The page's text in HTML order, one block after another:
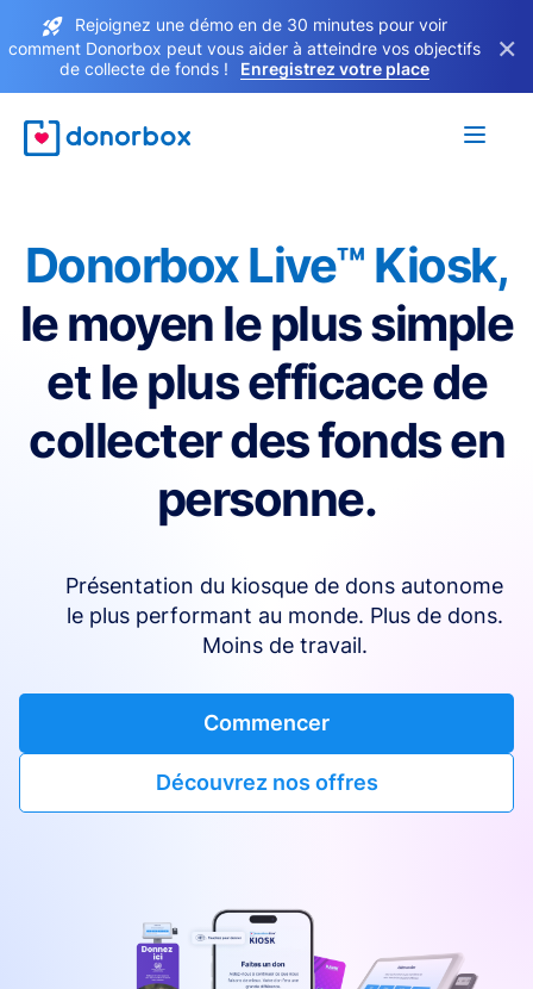
Rejoignez une démo en de 30 minutes pour voir
comment Donorbox peut vous aider à atteindre vos objectifs
de collecte de fonds !
Enregistrez votre place
×
Donorbox Live™ Kiosk,
le moyen le plus simple
et le plus efficace de
collecter des fonds en
personne.
Présentation du kiosque de dons autonome
le plus performant au monde. Plus de dons.
Moins de travail.
Commencer
Découvrez nos offres